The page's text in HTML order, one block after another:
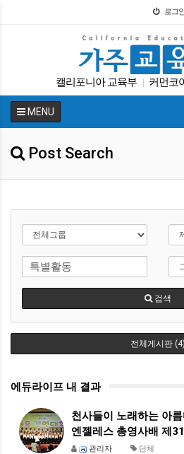
로그
캘리포니아 교육부 커먼코
| Fafsa 가주교육신문 SAT
MENU
Post Search
검색
전체게시판 (4)
에듀라이프 내 결과
천사들이 노래하는 아
엔젤레스 총영사배 제
관리자 단체